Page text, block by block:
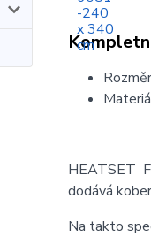
HEATSET
dodává
Na takto